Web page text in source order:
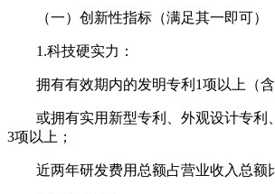
（一）创新性指标（满足其一即可）
1.科技硬实力：
拥有有效期内的发明专利1项以上（含
或拥有实用新型专利、外观设计专利
3项以上；
近两年研发费用总额占营业收入总额比